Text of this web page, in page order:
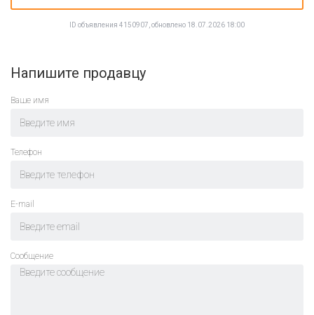
ID объявления 4150907, обновлено 18.07.2026 18:00
Напишите продавцу
Ваше имя
Телефон
E-mail
Cообщение